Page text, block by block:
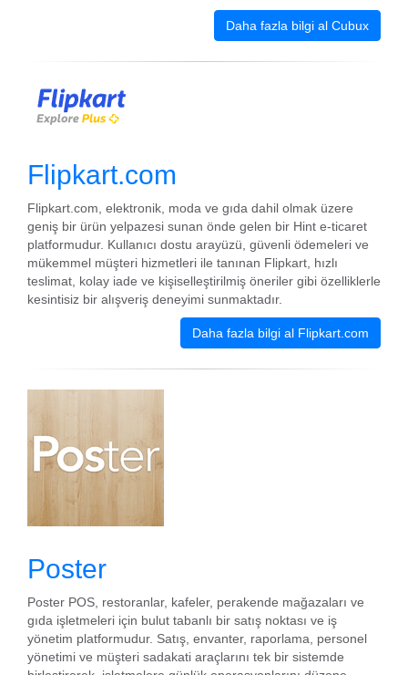
Daha fazla bilgi al Cubux
Flipkart.com
Flipkart.com, elektronik, moda ve gıda dahil olmak üzere
geniş bir ürün yelpazesi sunan önde gelen bir Hint e-ticaret
platformudur. Kullanıcı dostu arayüzü, güvenli ödemeleri ve
mükemmel müşteri hizmetleri ile tanınan Flipkart, hızlı
teslimat, kolay iade ve kişiselleştirilmiş öneriler gibi özelliklerle
kesintisiz bir alışveriş deneyimi sunmaktadır.
Daha fazla bilgi al Flipkart.com
Poster
Poster POS, restoranlar, kafeler, perakende mağazaları ve
gıda işletmeleri için bulut tabanlı bir satış noktası ve iş
yönetim platformudur. Satış, envanter, raporlama, personel
yönetimi ve müşteri sadakati araçlarını tek bir sistemde